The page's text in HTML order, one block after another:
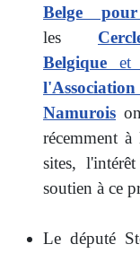
Belge
les
Belgique et
l'Association
Namurois
récemment
sites,
soutien à ce
Le député